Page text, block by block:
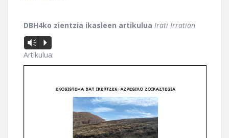
DBH4ko zientzia ikasleen artikulua Irati Irratian
Vm P
Artikulua: